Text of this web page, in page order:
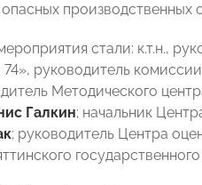
производственных
стали: к.т.н.,
руководитель
Методического
Галкин; начальник
; руководитель Центра